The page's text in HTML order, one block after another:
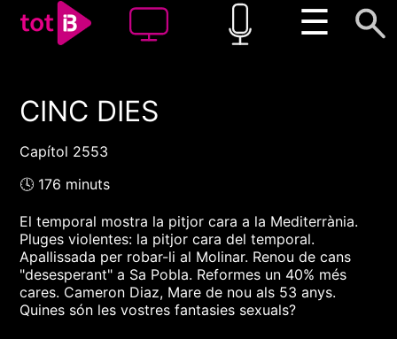
☰
00:00 00:00
CINC DIES
Capítol 2553
🕓 176 minuts
El temporal mostra la pitjor cara a la Mediterrània.
Pluges violentes: la pitjor cara del temporal.
Apallissada per robar-li al Molinar. Renou de cans
"desesperant" a Sa Pobla. Reformes un 40% més
cares. Cameron Diaz, Mare de nou als 53 anys.
Quines són les vostres fantasies sexuals?